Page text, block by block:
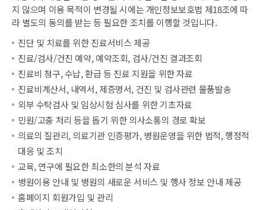
지 않으며 이용 목적이 변경될 시에는 개인정보보호법 제18조에 따
라 별도의 동의를 받는 등 필요한 조치를 이행할 것입니다.
진단 및 치료를 위한 진료서비스 제공
진료/검사/건진 예약, 예약조회, 검사/건진 결과조회
진료비 청구, 수납, 환급 등 진료 지원을 위한 자료
진료비계산서, 내역서, 제증명서, 건진 및 검사관련 물품발송
외부 수탁검사 및 임상시험 심사를 위한 기초자료
민원/고충 처리 등을 돕기 위한 의사소통의 경로 확보
의료의 질관리, 의료기관 인증평가, 병원운영을 위한 법적, 행정적
대응 및 조치
교육, 연구에 필요한 최소한의 분석 자료
병원이용 안내 및 병원의 새로운 서비스 및 행사 정보 안내 제공
홈페이지 회원가입 및 관리